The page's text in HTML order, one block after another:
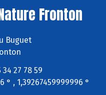
Fronton
Buguet
27 78 59
° , 1,39267459999996 °